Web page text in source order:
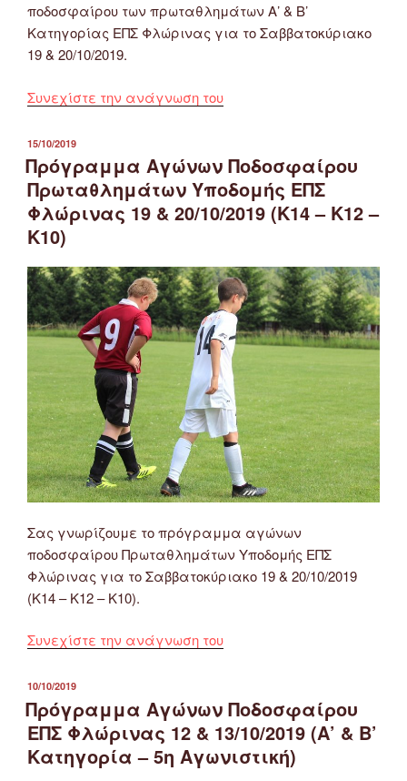
ποδοσφαίρου των πρωταθλημάτων Α’ & Β’
Κατηγορίας ΕΠΣ Φλώρινας για το Σαββατοκύριακο
19 & 20/10/2019.
Συνεχίστε την ανάγνωση του“Πρόγραμμα
Α’
&
Β’
Κατηγορίας
Φλώρινας
19
&
20/10/2019
(6η
Αγωνιστική)”
ΔΗΜΟΣΙΕΎΤΗΚΕ
ΣΤΙΣ
15/10/2019
Πρόγραμμα Αγώνων Ποδοσφαίρου
Πρωταθλημάτων Υποδομής ΕΠΣ
Φλώρινας 19 & 20/10/2019 (Κ14 – Κ12 –
Κ10)
Σας γνωρίζουμε το πρόγραμμα αγώνων
ποδοσφαίρου Πρωταθλημάτων Υποδομής ΕΠΣ
Φλώρινας για το Σαββατοκύριακο 19 & 20/10/2019
(Κ14 – Κ12 – Κ10).
Συνεχίστε την ανάγνωση του“Πρόγραμμα
Πρωταθλημάτων
Υποδομής
Φλώρινας
ΔΗΜΟΣΙΕΎΤΗΚΕ
ΣΤΙΣ
10/10/2019
Πρόγραμμα Αγώνων Ποδοσφαίρου
ΕΠΣ Φλώρινας 12 & 13/10/2019 (Α’ & Β’
Κατηγορία – 5η Αγωνιστική)